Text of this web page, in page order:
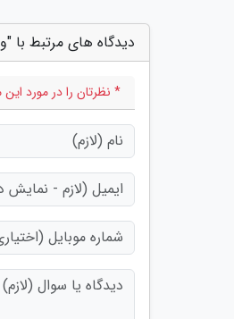
دیدگاه های مرتبط با "وجود 3000 فارغ التحصیل بیکار در دیار مرغوب
* نظرتان را در مورد این